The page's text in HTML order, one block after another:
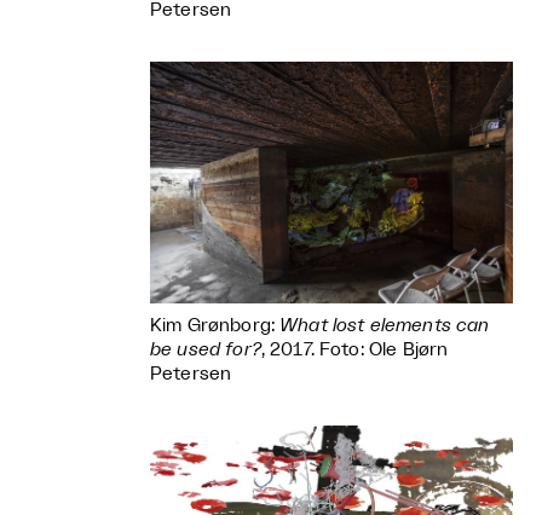
Petersen
Kim Grønborg: What lost elements can
be used for?, 2017. Foto: Ole Bjørn
Petersen